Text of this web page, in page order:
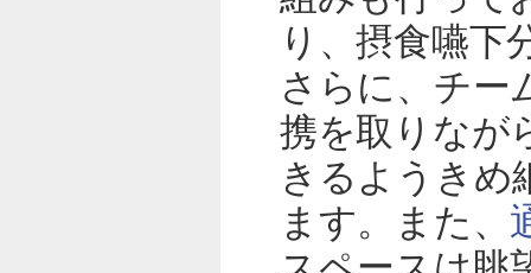
り、摂食嚥下
さらに、チー
携を取りなが
きるようきめ
ます。また、